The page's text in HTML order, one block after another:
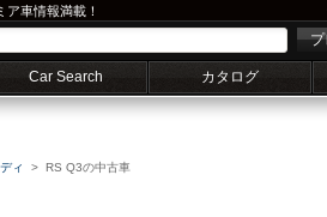
ア車情報満載！
Car Search カタログ
ィ RS Q3の中古車